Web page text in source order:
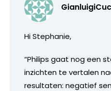
Hi Stephanie,
“Philips gaat nog een
inzichten te vertalen
resultaten: negatief